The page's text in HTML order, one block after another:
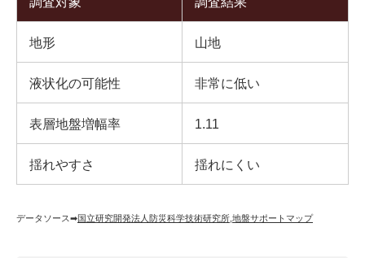
地形 山地
液状化の可能性 非常に低い
表層地盤増幅率 1.11
揺れやすさ 揺れにくい
データソース➡︎国立研究開発法人防災科学技術研究所 地盤サポートマップ